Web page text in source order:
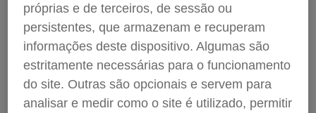
Servilusa
Victor Sebastião
Licenciado em psicologia
Mestre em psicologia clínica
Formador certificado
próprias e de terceiros, de sessão ou
persistentes, que armazenam e recuperam
informações deste dispositivo. Algumas são
estritamente necessárias para o funcionamento
do site. Outras são opcionais e servem para
analisar e medir como o site é utilizado, permitir